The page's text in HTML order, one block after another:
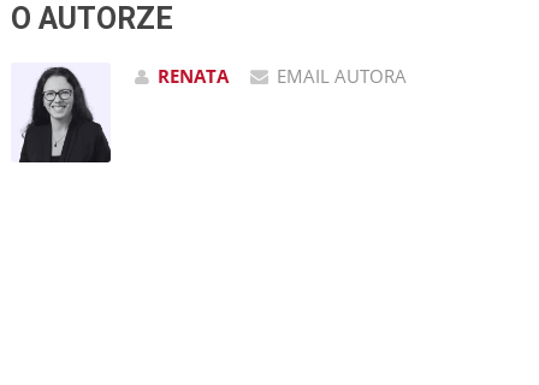
O AUTORZE
RENATA EMAIL AUTORA